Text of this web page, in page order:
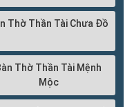
Thờ Thần Tài Chưa Đồ
Thờ Thần Tài Mệnh
Mộc